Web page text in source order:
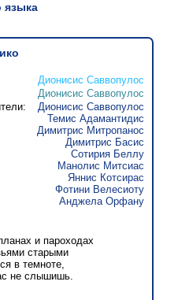
языка
Дионисис Саввопулос
Дионисис Саввопулос
Дионисис Саввопулос
Темис Адамантидис
Димитрис Митропанос
Димитрис Басис
Сотирия Беллу
Манолис Митсиас
Яннис Котсирас
Фотини Велесиоту
Анджела Орфану
и пароходах
старыми
в темноте,
не слышишь.